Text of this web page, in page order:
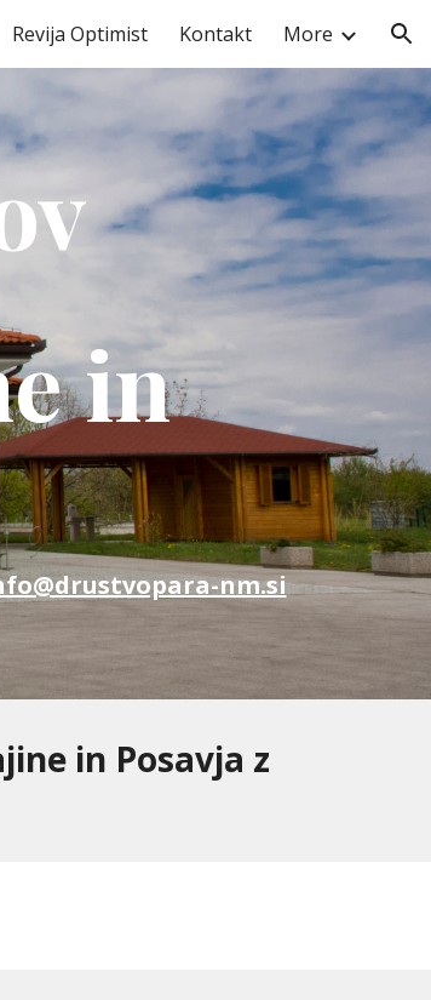
Revija Optimist Kontakt More
in
nm.si
in Posavja z